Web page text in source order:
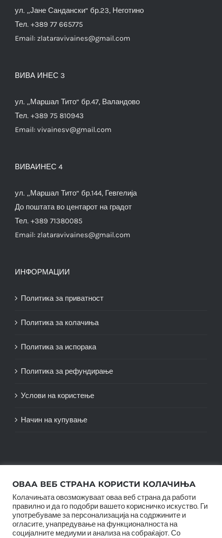
ул. „Јане Сандански“ бр.23, Неготино
Тел. +389 77 665775
Email: zlataravivaines@gmail.com
ВИВА ИНЕС 3
ул. „Маршал Тито“ бр.47, Валандово
Тел. +389 75 810943
Email: vivainesv@gmail.com
ВИВАИНЕС 4
ул. „Маршал Тито“ бр.144, Гевгелија
До поштата во центарот на градот
Тел. +389 71380085
Email: zlataravivaines@gmail.com
ИНФОРМАЦИИ
Политика за приватност
Политика за колачиња
Политика за испорака
Политика за рефундирање
Услови на користење
Начин на купување
© Copyright 2012 - 2026 |SwiftAgency| All Rights
ОВАА ВЕБ СТРАНА КОРИСТИ КОЛАЧИЊА
Колачињата овозможуваат оваа веб страна да работи
правилно и да го подобри вашето корисничко искуство. Ги
употребуваме за персонализација на содржините и
огласите, унапредување на функционалноста на
социјалните медиуми и анализа на собраќајот. Со